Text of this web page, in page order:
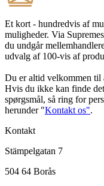
Et kort - hundredvis af
muligheder. Via
du undgår
udvalg af 100-vis af
Du er altid velkommen til
Hvis du ikke kan finde
spørgsmål, så ring for
herunder "Kontakt os".
Kontakt
Stämpelgatan 7
504 64 Borås